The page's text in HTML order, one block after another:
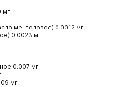
мг
ментоловое) 0.0012 мг
0.0023 мг
0.007 мг
мг